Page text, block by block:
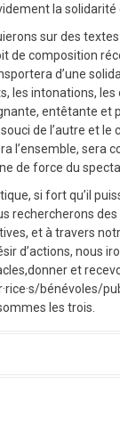
la solidarité
sur des
de composition
d’une
les intonations, les
entêtante et
de l’autre et le
l’ensemble, sera
de force du
si fort qu’il
rechercherons
et à travers
d’actions, nous
et
bénévoles/
les trois.